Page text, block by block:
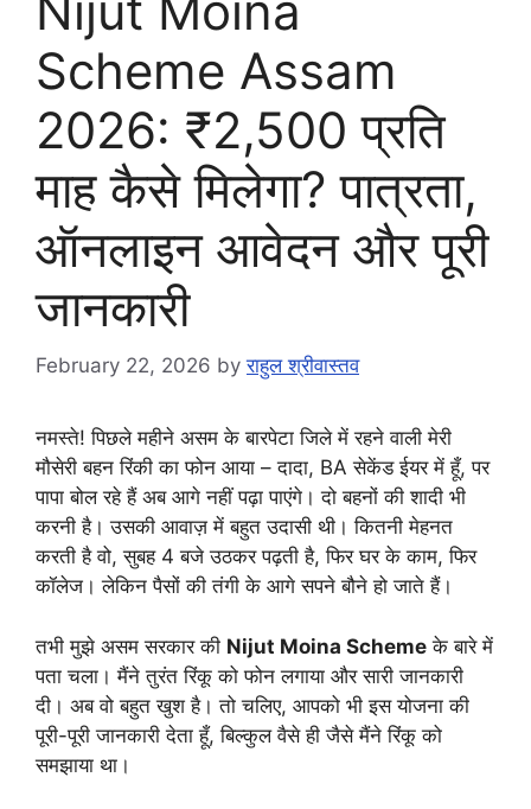
Scheme Assam
2026: ₹2,500 प्रति
माह कैसे मिलेगा? पात्रता,
ऑनलाइन आवेदन और पूरी
जानकारी
February 22, 2026 byराहुल श्रीवास्तव
नमस्ते! पिछले महीने असम के बारपेटा जिले में रहने वाली मेरी
मौसेरी बहन रिंकी का फोन आया – दादा, BA सेकेंड ईयर में हूँ, पर
पापा बोल रहे हैं अब आगे नहीं पढ़ा पाएंगे। दो बहनों की शादी भी
करनी है। उसकी आवाज़ में बहुत उदासी थी। कितनी मेहनत
करती है वो, सुबह 4 बजे उठकर पढ़ती है, फिर घर के काम, फिर
कॉलेज। लेकिन पैसों की तंगी के आगे सपने बौने हो जाते हैं।
तभी मुझे असम सरकार की Nijut Moina Scheme के बारे में
पता चला। मैंने तुरंत रिंकू को फोन लगाया और सारी जानकारी
दी। अब वो बहुत खुश है। तो चलिए, आपको भी इस योजना की
पूरी-पूरी जानकारी देता हूँ, बिल्कुल वैसे ही जैसे मैंने रिंकू को
समझाया था।